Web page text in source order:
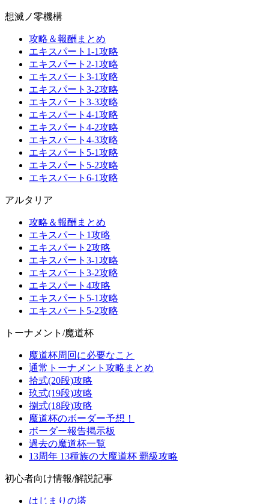
想滅ノ零機構
攻略＆報酬まとめ
エキスパート1-1攻略
エキスパート2-1攻略
エキスパート3-1攻略
エキスパート3-2攻略
エキスパート3-3攻略
エキスパート4-1攻略
エキスパート4-2攻略
エキスパート4-3攻略
エキスパート5-1攻略
エキスパート5-2攻略
エキスパート6-1攻略
アルタリア
攻略＆報酬まとめ
エキスパート1攻略
エキスパート2攻略
エキスパート3-1攻略
エキスパート3-2攻略
エキスパート4攻略
エキスパート5-1攻略
エキスパート5-2攻略
トーナメント/魔道杯
魔道杯周回に必要なこと
通常トーナメント攻略まとめ
拾式(20段)攻略
玖式(19段)攻略
捌式(18段)攻略
魔道杯のボーダー予想！
ボーダー報告掲示板
過去の魔道杯一覧
13周年 13種族の大魔道杯 覇級攻略
初心者向け情報/解説記事
はじまりの塔